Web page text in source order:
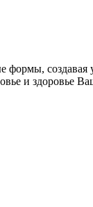
создавая
и здоровье